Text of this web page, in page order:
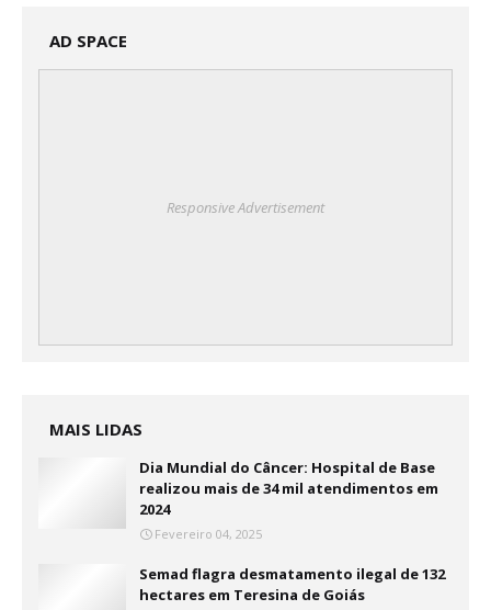
AD SPACE
Responsive Advertisement
MAIS LIDAS
Dia Mundial do Câncer: Hospital de Base
realizou mais de 34 mil atendimentos em
2024
Fevereiro 04, 2025
Semad flagra desmatamento ilegal de 132
hectares em Teresina de Goiás